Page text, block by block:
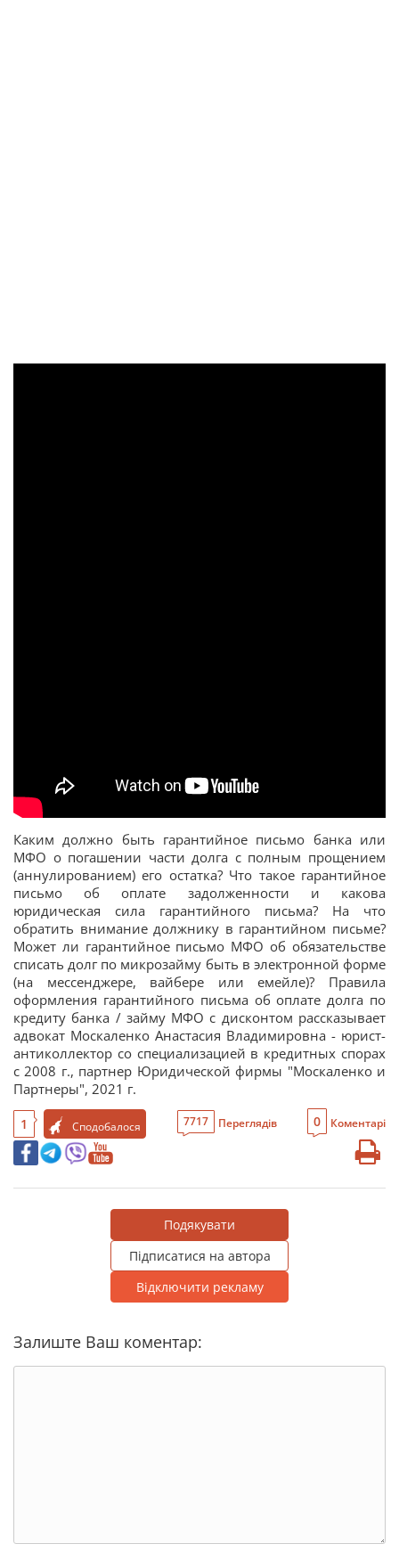
Каким должно быть гарантийное письмо банка или
МФО о погашении части долга с полным прощением
(аннулированием) его остатка? Что такое гарантийное
письмо об оплате задолженности и какова
юридическая сила гарантийного письма? На что
обратить внимание должнику в гарантийном письме?
Может ли гарантийное письмо МФО об обязательстве
списать долг по микрозайму быть в электронной форме
(на мессенджере, вайбере или емейле)? Правила
оформления гарантийного письма об оплате долга по
кредиту банка / займу МФО с дисконтом рассказывает
адвокат Москаленко Анастасия Владимировна - юрист-
антиколлектор со специализацией в кредитных спорах
с 2008 г., партнер Юридической фирмы "Москаленко и
Партнеры", 2021 г.
1 Сподобалося 7717 Переглядів 0 Коментарі
Подякувати
Підписатися на автора
Відключити рекламу
Залиште Ваш коментар: